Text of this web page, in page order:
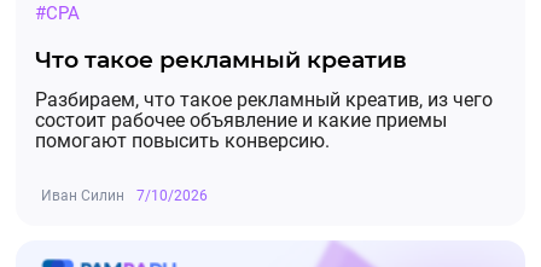
#CPA
Что такое рекламный креатив
Разбираем, что такое рекламный креатив, из чего
состоит рабочее объявление и какие приемы
помогают повысить конверсию.
Иван Силин 7/10/2026